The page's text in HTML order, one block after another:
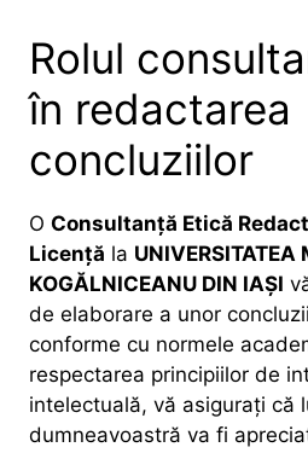
Rolul
în redactarea
concluziilor
O Consultanță Etică
Licență la UNIVERSITATEA
KOGĂLNICEANU DIN IAȘI
de elaborare a unor
conforme cu normele
respectarea principiilor de
intelectuală, vă asigurați că
dumneavoastră va fi